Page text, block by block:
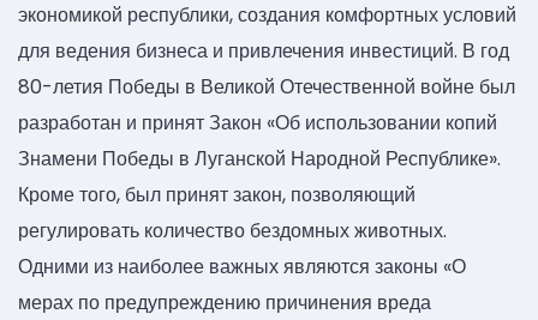
экономикой республики, создания комфортных условий
для ведения бизнеса и привлечения инвестиций. В год
80-летия Победы в Великой Отечественной войне был
разработан и принят Закон «Об использовании копий
Знамени Победы в Луганской Народной Республике».
Кроме того, был принят закон, позволяющий
регулировать количество бездомных животных.
Одними из наиболее важных являются законы «О
мерах по предупреждению причинения вреда